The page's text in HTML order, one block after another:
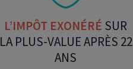
L’IMPÔT EXONÉRÉ SUR
LA PLUS-VALUE APRÈS 22
ANS